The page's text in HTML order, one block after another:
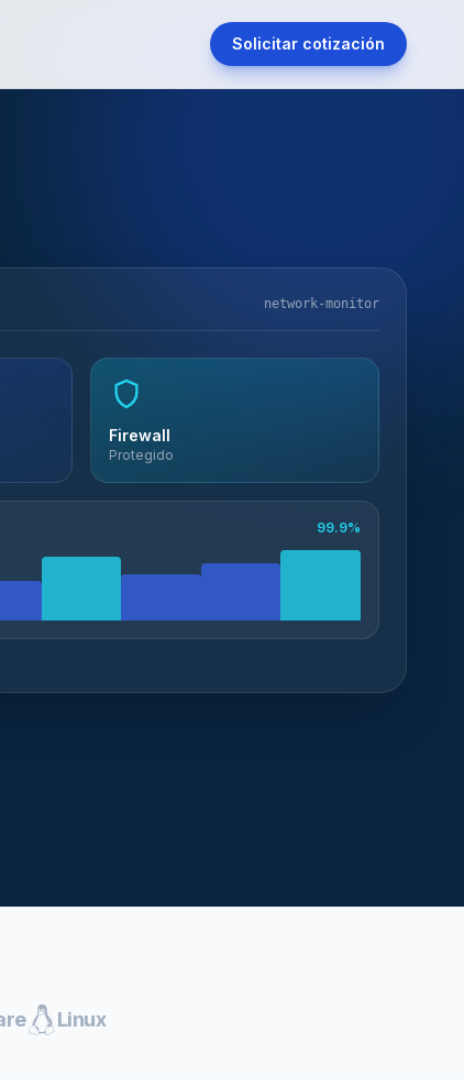
Solicitar cotización
network-monitor
Firewall
Protegido
99.9%
Linux